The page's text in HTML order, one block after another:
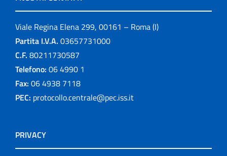
Viale Regina Elena 299, 00161 – Roma (I)
Partita I.V.A. 03657731000
C.F. 80211730587
Telefono: 06 4990 1
Fax: 06 4938 7118
PEC: protocollo.centrale@pec.iss.it
PRIVACY